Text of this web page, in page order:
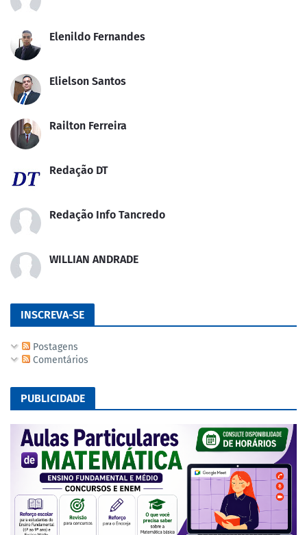
Elenildo Fernandes
Elielson Santos
Railton Ferreira
Redação DT
Redação Info Tancredo
WILLIAN ANDRADE
INSCREVA-SE
Postagens
Comentários
PUBLICIDADE